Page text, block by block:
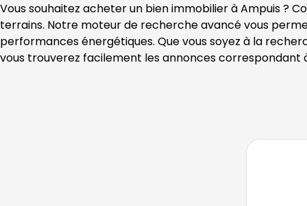
Vous souhaitez acheter un bien immobilier à Ampuis ?
terrains. Notre moteur de recherche avancé vous
performances énergétiques. Que vous soyez à la
vous trouverez facilement les annonces